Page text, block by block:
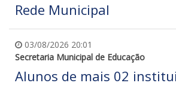
Rede Municipal
03/08/2026 20:01
Secretaria Municipal de Educação
Alunos de mais 02